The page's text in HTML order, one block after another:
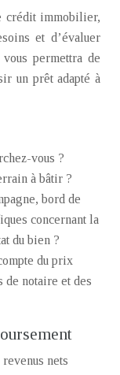
crédit immobilier,
et d’évaluer
permettra de
un prêt adapté à
vous ?
à bâtir ?
bord de
concernant la
du bien ?
du prix
de notaire et des
nets